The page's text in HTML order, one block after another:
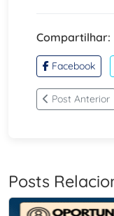
Compartilhar:
Facebook
Post Anterior
Posts